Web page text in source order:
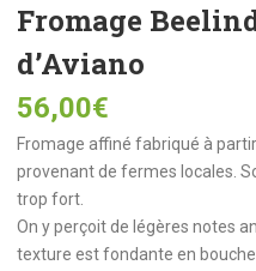
Fromage
d’Aviano
56,00€
Fromage affiné fabriqué à
provenant de fermes locales.
trop fort.
On y perçoit de légères notes
texture est fondante en